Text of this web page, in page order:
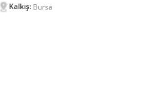
Kalkış: Bursa